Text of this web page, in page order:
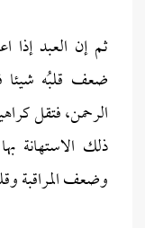
ثم إن العبد إذا
ضعف قلبُه شيئا
الرحمن، فتقل
ذلك الاستهانة
وضعف المراقبة